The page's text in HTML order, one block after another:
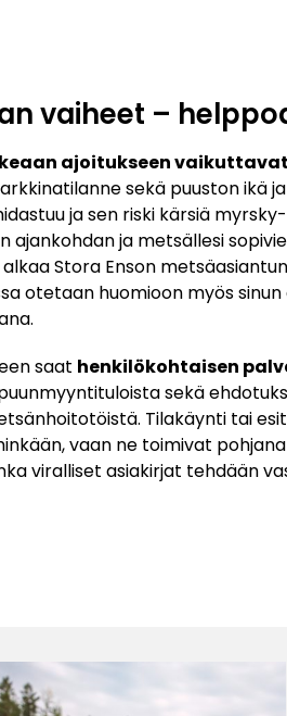
vaiheet –
ajoitukseen vaikuttavat
sekä puuston ikä
ja sen riski kärsiä
ajankohdan ja metsällesi
Stora Enson
otetaan huomioon myös
saat henkilökohtaisen
sekä
Tilakäynti tai
vaan ne toimivat
viralliset asiakirjat tehdään